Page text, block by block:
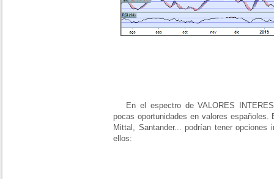
En el espectro de VALORES
pocas oportunidades en valores
Mittal, Santander... podrían tener opciones
ellos: